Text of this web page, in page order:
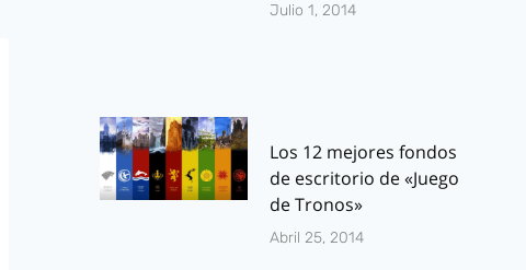
Julio 1, 2014
Los 12 mejores fondos
de escritorio de «Juego
de Tronos»
Abril 25, 2014